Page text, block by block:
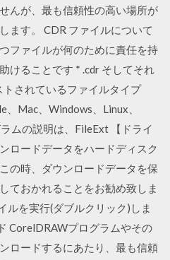
んが、最も信頼性の高い場所が
ます。 CDR ファイルについて
ファイルが何のために責任を持
けることです * .cdr そしてそれ
されているファイルタイプ
Mac、Windows、Linux、
ムの説明は、FileExt 【ドライ
ロードデータをハードディスク
の時、ダウンロードデータを保
ておかれることをお勧め致しま
ルを実行(ダブルクリック)しま
CorelDRAWプログラムやその
ロードするにあたり、最も信頼